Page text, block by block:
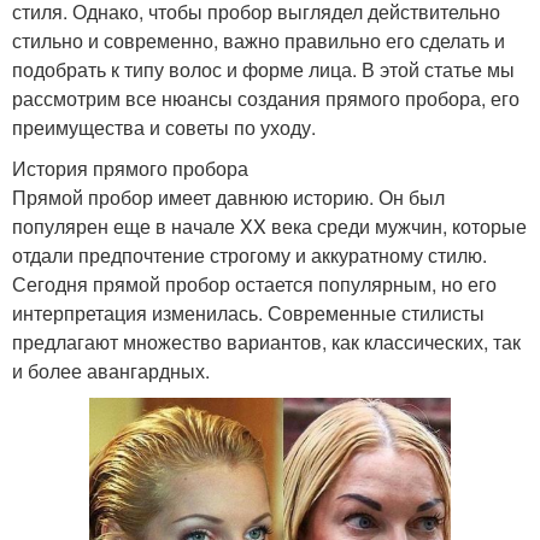
стиля. Однако, чтобы пробор выглядел действительно
стильно и современно, важно правильно его сделать и
подобрать к типу волос и форме лица. В этой статье мы
рассмотрим все нюансы создания прямого пробора, его
преимущества и советы по уходу.
История прямого пробора
Прямой пробор имеет давнюю историю. Он был
популярен еще в начале XX века среди мужчин, которые
отдали предпочтение строгому и аккуратному стилю.
Сегодня прямой пробор остается популярным, но его
интерпретация изменилась. Современные стилисты
предлагают множество вариантов, как классических, так
и более авангардных.